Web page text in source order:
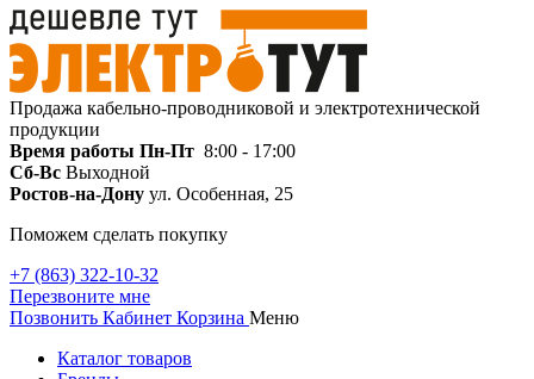
Продажа кабельно-проводниковой и электротехнической
продукции
Время работы Пн-Пт 8:00 - 17:00
Сб-Вс Выходной
Ростов-на-Дону ул. Особенная, 25
Поможем сделать покупку
+7 (863) 322-10-32
Перезвоните мне
Позвонить Кабинет Корзина Меню
Каталог товаров